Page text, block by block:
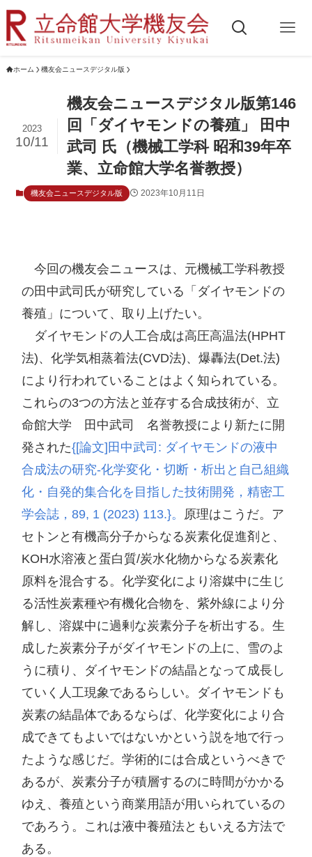
ホーム 機友会ニュースデジタル版
機友会ニュースデジタル版第146
回「ダイヤモンドの養殖」 田中
武司 氏（機械工学科 昭和39年卒
業、立命館大学名誉教授）
2023
10/11
機友会ニュースデジタル版 2023年10月11日
今回の機友会ニュースは、元機械工学科教授
の田中武司氏が研究している「ダイヤモンドの
養殖」について、取り上げたい。
ダイヤモンドの人工合成は高圧高温法(HPHT
法)、化学気相蒸着法(CVD法)、爆轟法(Det.法)
により行われていることはよく知られている。
これらの3つの方法と並存する合成技術が、立
命館大学　田中武司　名誉教授により新たに開
発された{[論文]田中武司: ダイヤモンドの液中
合成法の研究‐化学変化・切断・析出と自己組織
化・自発的集合化を目指した技術開発，精密工
学会誌，89, 1 (2023) 113.}。 原理はこうだ。ア
セトンと有機高分子からなる炭素化促進剤と、
KOH水溶液と蛋白質/炭水化物からなる炭素化
原料を混合する。化学変化により溶媒中に生じ
る活性炭素種や有機化合物を、紫外線により分
解し、溶媒中に過剰な炭素分子を析出する。生
成した炭素分子がダイヤモンドの上に、雪のよ
うに積り、ダイヤモンドの結晶となって成長し
ていく人工現象であるらしい。ダイヤモンドも
炭素の結晶体であるならば、化学変化により合
成できてもよいではないかという説を地で行っ
たような感じだ。学術的には合成というべきで
あるが、炭素分子が積層するのに時間がかかる
ゆえ、養殖という商業用語が用いられているの
であろう。これは液中養殖法ともいえる方法で
ある。